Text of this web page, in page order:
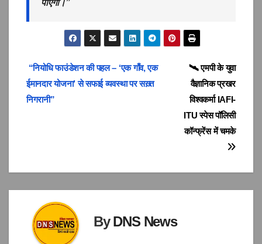
पाएँगी।”
Post
navigation
🛰️ एमपी के युवा
वैज्ञानिक प्रखर
विश्वकर्मा IAFI-
ITU स्पेस पॉलिसी
कॉन्फ्रेंस में चमके
“नियोधि फाउंडेशन की पहल – ‘एक गाँव, एक
ईमानदार योजना’ से सफाई व्यवस्था पर सख़्त
निगरानी”
ByDNS News